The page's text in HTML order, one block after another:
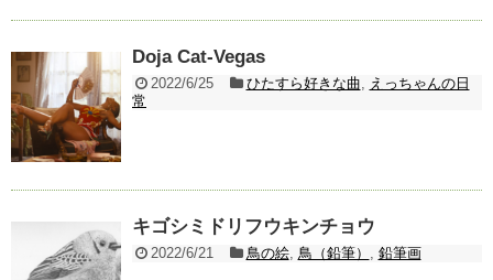
Doja Cat-Vegas
2022/6/25 ひたすら好きな曲
えっちゃんの日
常
キゴシミドリフウキンチョウ
2022/6/21 鳥の絵, 鳥（鉛筆） 鉛筆画